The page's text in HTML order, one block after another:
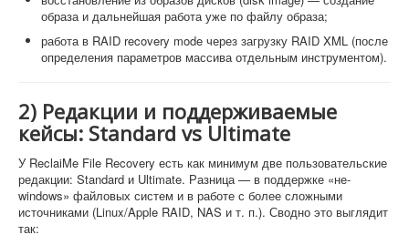
образа и дальнейшая работа уже по файлу образа;
работа в RAID recovery mode через загрузку RAID XML (после
определения параметров массива отдельным инструментом).
2) Редакции и поддерживаемые
кейсы: Standard vs Ultimate
У ReclaiMe File Recovery есть как минимум две пользовательские
редакции: Standard и Ultimate. Разница — в поддержке «не-
windows» файловых систем и в работе с более сложными
источниками (Linux/Apple RAID, NAS и т. п.). Сводно это выглядит
так: